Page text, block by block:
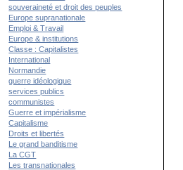
souveraineté et droit des peuples
Europe supranationale
Emploi & Travail
Europe & institutions
Classe : Capitalistes
International
Normandie
guerre idéologique
services publics
communistes
Guerre et impérialisme
Capitalisme
Droits et libertés
Le grand banditisme
La CGT
Les transnationales